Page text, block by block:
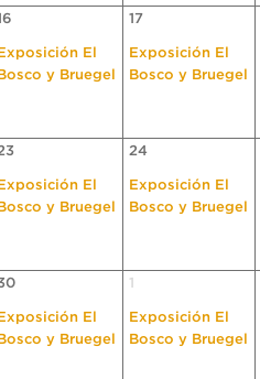
Exposición El
Bosco y Bruegel
17
Exposición El
Bosco y Bruegel
Exposición El
Bosco y Bruegel
24
Exposición El
Bosco y Bruegel
Exposición El
Bosco y Bruegel
1
Exposición El
Bosco y Bruegel